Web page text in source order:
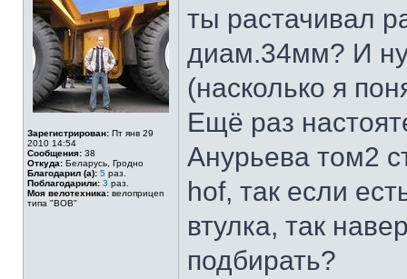
Зарегистрирован: Пт янв 29
2010 14:54
Сообщения: 38
Откуда: Беларусь, Гродно
Благодарил (а): 5 раз.
Поблагодарили: 3 раз.
Моя велотехника: велоприцеп
типа "BOB"
ты растачивал
диам.34мм? И
(насколько я
Ещё раз
Анурьева том2
hof, так если
втулка, так
подбирать?